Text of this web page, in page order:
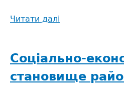
Читати далі
становище
району
за
Соціально-
становище